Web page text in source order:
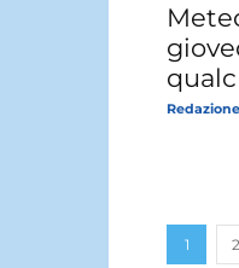
Redazione
1 2